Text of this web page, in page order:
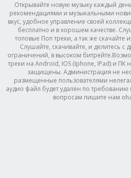
Открывайте новую музыку каждый
рекомендациями и музыкальными
вкус, удобное управление своей
бесплатно и в хорошем качестве.
топовые Поп треки, а так же скачайте
Слушайте, скачивайте, и делитесь с
ограничений, в высоком
треки на Android, IOS (Iphone, IPad) и ПК
защищены. Администрация не
размещенные пользователями
аудио файл будет удалён по
вопросам пишите нам